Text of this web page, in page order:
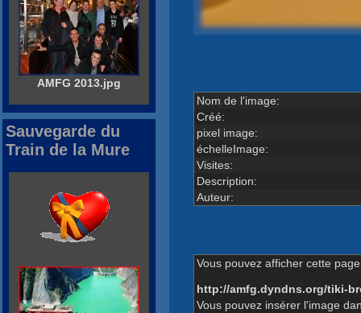
Nom de l'image:
Créé:
pixel image:
échelleImage:
Visites:
Description:
Auteur:
Vous pouvez afficher cette
http://amfg.dyndns.org/tiki-
Vous pouvez insérer l'image
AMFG 2013.jpg
Sauvegarde du
Train de la Mure